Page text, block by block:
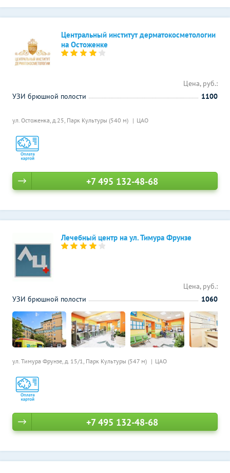
Центральный институт дерматокосметологии
на Остоженке
ул. Остоженка, д.25, Парк Культуры (540 м) ЦАО
Цена, руб.:
УЗИ брюшной полости
1100
+7 495 132-48-68
Лечебный центр на ул. Тимура Фрунзе
ул. Тимура Фрунзе, д. 15/1, Парк Культуры (547 м) ЦАО
Цена, руб.:
УЗИ брюшной полости
1060
+7 495 132-48-68